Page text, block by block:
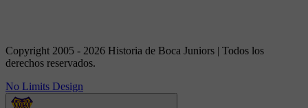
Copyright 2005 - 2026 Historia de Boca Juniors | Todos los
derechos reservados.
No Limits Design